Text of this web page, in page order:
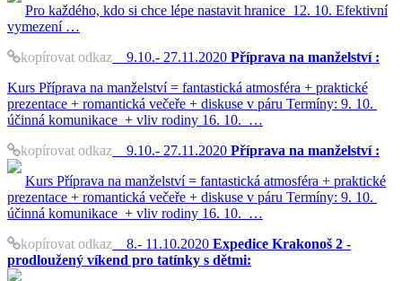
Pro každého, kdo si chce lépe nastavit hranice 12. 10. Efektivní
vymezení …
kopírovat odkaz 9.10.- 27.11.2020 Příprava na manželství :
Kurs Příprava na manželství = fantastická atmosféra + praktické
prezentace + romantická večeře + diskuse v páru Termíny: 9. 10.
účinná komunikace + vliv rodiny 16. 10. …
kopírovat odkaz 9.10.- 27.11.2020 Příprava na manželství :
Kurs Příprava na manželství = fantastická atmosféra + praktické
prezentace + romantická večeře + diskuse v páru Termíny: 9. 10.
účinná komunikace + vliv rodiny 16. 10. …
kopírovat odkaz 8.- 11.10.2020 Expedice Krakonoš 2 -
prodloužený víkend pro tatínky s dětmi: